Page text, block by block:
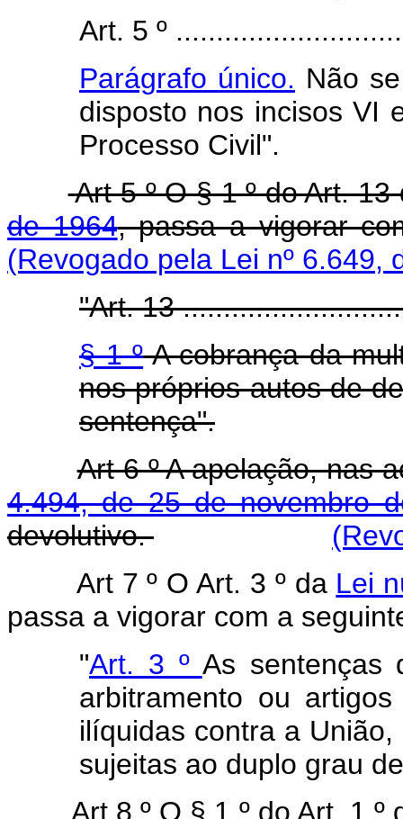
Art. 5 º
Parágrafo único. Não
disposto nos incisos VI
Processo Civil".
Art 5 º O § 1 º do Art.
de 1964, passa a vigorar
(Revogado pela Lei nº 6.649,
"Art. 13
§ 1 ºA cobrança da
nos próprios autos de
sentença".
Art 6 º A apelação, nas
4.494, de 25 de novembro
devolutivo.
Art 7 º O Art. 3 º da Lei
passa a vigorar com a
"Art. 3 º As sentenças
arbitramento ou
ilíquidas contra a
sujeitas ao duplo grau
Art 8 º O § 1 º do Art. 1 º